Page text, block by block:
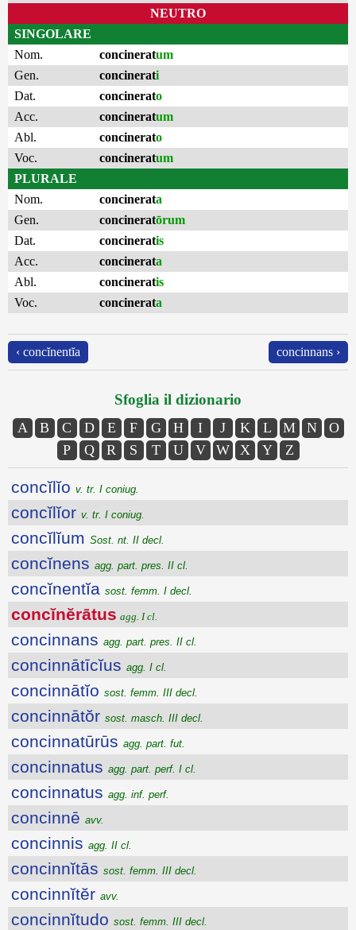
NEUTRO
SINGOLARE
Nom.
concineratum
Gen.
concinerati
Dat.
concinerato
Acc.
concineratum
Abl.
concinerato
Voc.
concineratum
PLURALE
Nom.
concinerata
Gen.
concineratōrum
Dat.
concineratis
Acc.
concinerata
Abl.
concineratis
Voc.
concinerata
‹ concĭnentĭa concinnans ›
Sfoglia il dizionario
A B C D E F G H I J K L M N
O
P
Q R S T U V W X Y Z
concĭlĭo v. tr. I coniug.
concĭlĭor v. tr. I coniug.
concĭlĭum Sost. nt. II decl.
concĭnens agg. part. pres. II cl.
concĭnentĭa sost. femm. I decl.
concĭnĕrātus agg. I cl.
concinnans agg. part. pres. II cl.
concinnātīcĭus agg. I cl.
concinnātĭo sost. femm. III decl.
concinnātŏr sost. masch. III decl.
concinnatūrūs agg. part. fut.
concinnatus agg. part. perf. I cl.
concinnatus agg. inf. perf.
concinnē avv.
concinnis agg. II cl.
concinnĭtās sost. femm. III decl.
concinnĭtĕr avv.
concinnĭtudo sost. femm. III decl.